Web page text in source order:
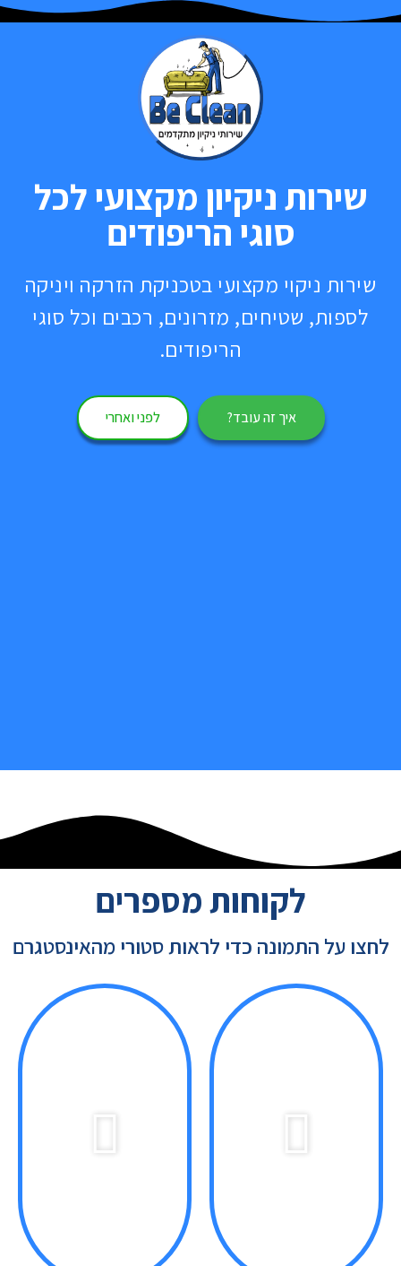
שירות ניקיון מקצועי לכל
סוגי הריפודים
שירות ניקוי מקצועי בטכניקת הזרקה ויניקה
לספות, שטיחים, מזרונים, רכבים וכל סוגי
הריפודים.
איך זה עובד? לפני ואחרי
לקוחות מספרים
לחצו על התמונה כדי לראות סטורי מהאינסטגרם